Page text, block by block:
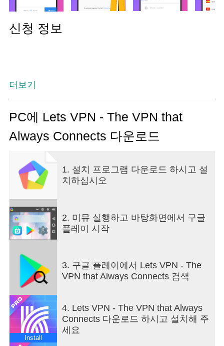
신청 정보
더보기
PC에 Lets VPN - The VPN that
Always Connects 다운로드
1. 설치 프로그램 다운로드 하시고 설
치하십시오
2. 미뮤 실행하고 바탕화면에서 구글
플레이 시작
3. 구글 플레이에서 Lets VPN - The
VPN that Always Connects 검색
Install
4. Lets VPN - The VPN that Always
Connects 다운로드 하시고 설치해 주
세요